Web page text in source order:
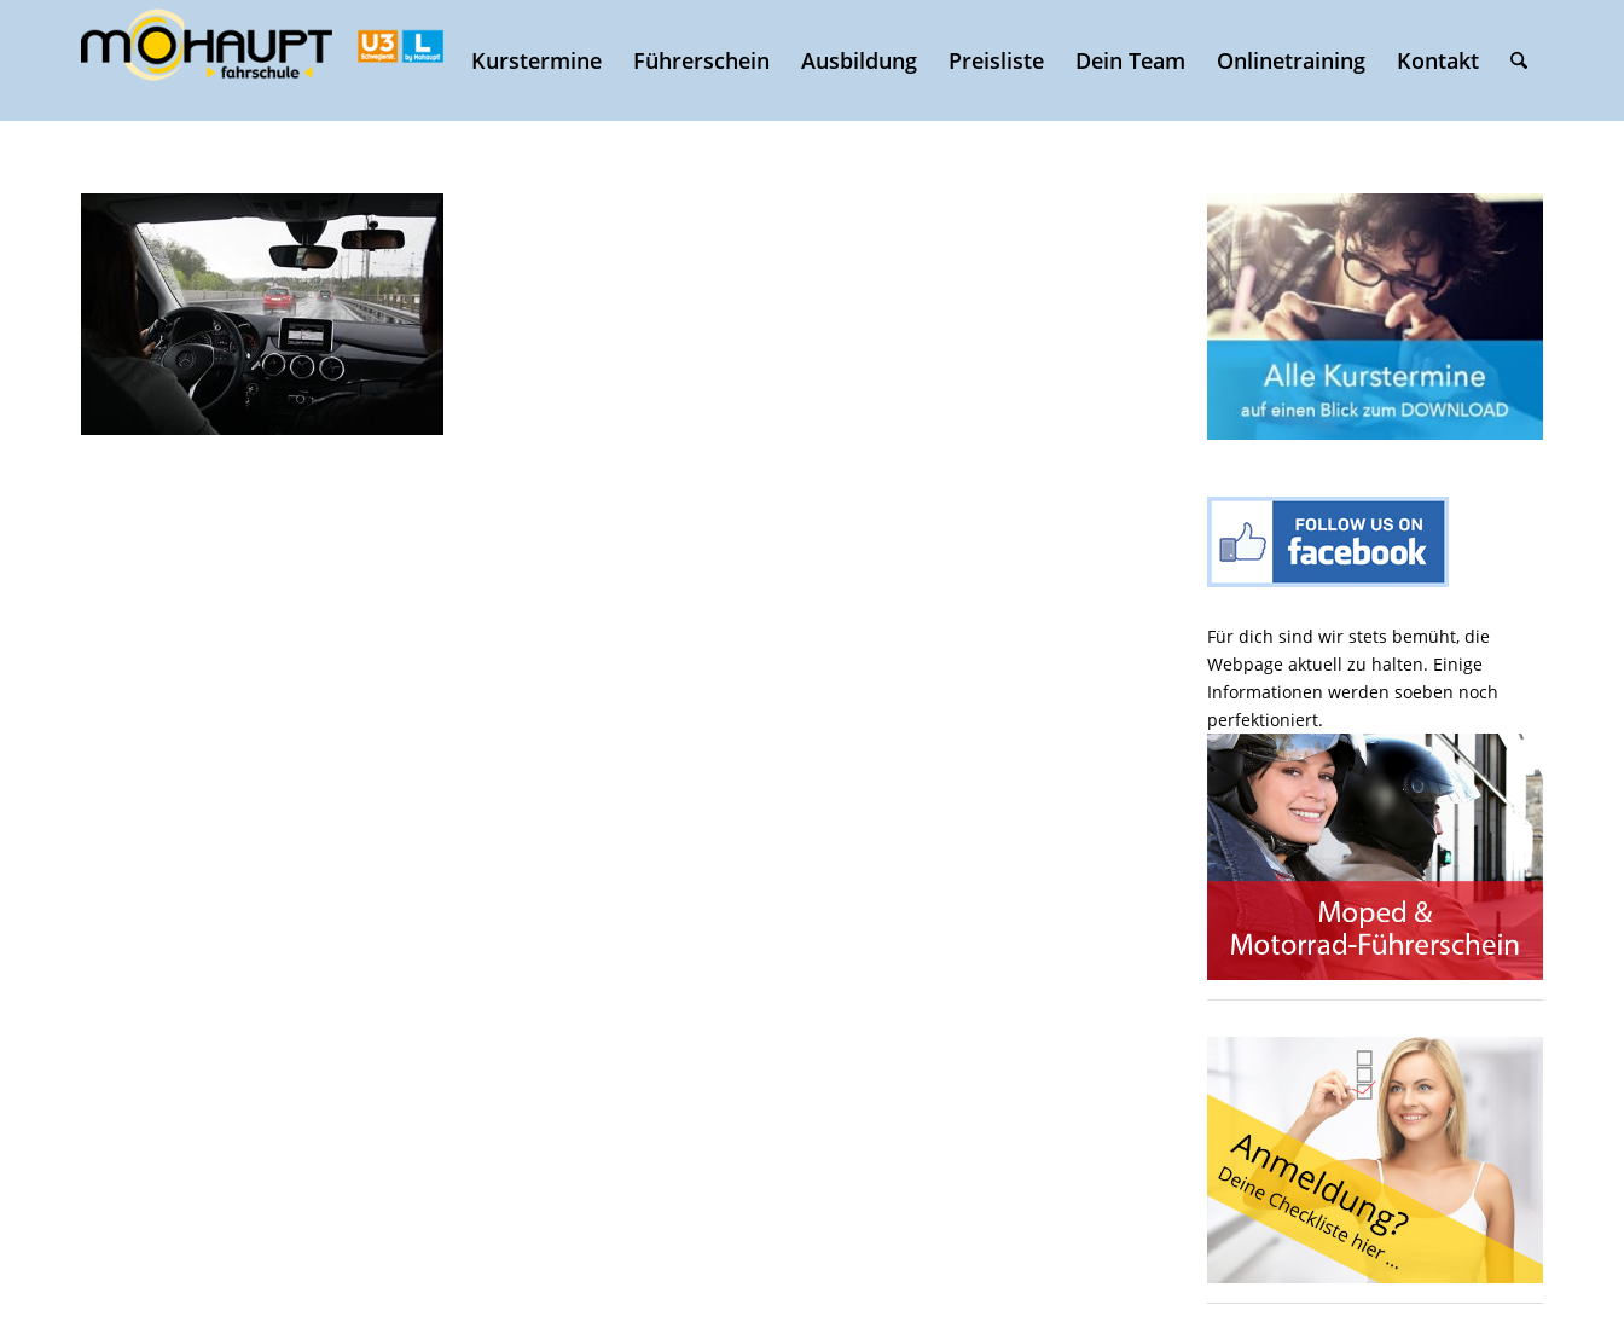
Kurstermine Führerschein Ausbildung Preisliste Dein Team Onlinetraining Kontakt
Für dich sind wir stets bemüht, die
Webpage aktuell zu halten. Einige
Informationen werden soeben noch
perfektioniert.